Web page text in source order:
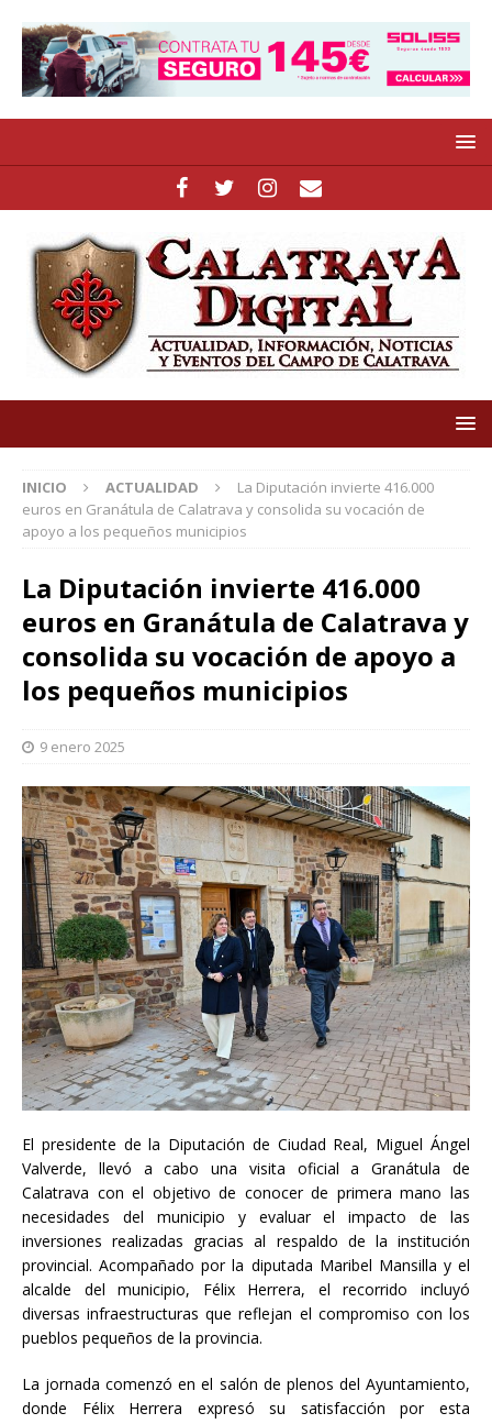
INICIO ACTUALIDAD
La Diputación invierte 416.000
euros en Granátula de Calatrava y consolida su vocación de
apoyo a los pequeños municipios
La Diputación invierte 416.000
euros en Granátula de Calatrava y
consolida su vocación de apoyo a
los pequeños municipios
9 enero 2025
El presidente de la Diputación de Ciudad Real, Miguel Ángel
Valverde, llevó a cabo una visita oficial a Granátula de
Calatrava con el objetivo de conocer de primera mano las
necesidades del municipio y evaluar el impacto de las
inversiones realizadas gracias al respaldo de la institución
provincial. Acompañado por la diputada Maribel Mansilla y el
alcalde del municipio, Félix Herrera, el recorrido incluyó
diversas infraestructuras que reflejan el compromiso con los
pueblos pequeños de la provincia.
La jornada comenzó en el salón de plenos del Ayuntamiento,
donde Félix Herrera expresó su satisfacción por esta